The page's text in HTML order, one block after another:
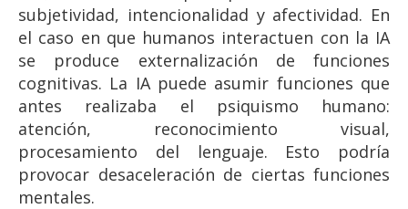
subjetividad, intencionalidad y afectividad. En
el caso en que humanos interactuen con la IA
se produce externalización de funciones
cognitivas. La IA puede asumir funciones que
antes realizaba el psiquismo humano:
atención, reconocimiento visual,
procesamiento del lenguaje. Esto podría
provocar desaceleración de ciertas funciones
mentales.